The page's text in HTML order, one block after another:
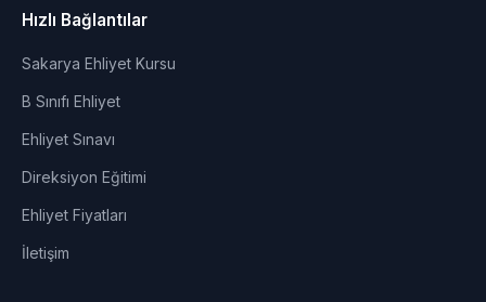
Hızlı Bağlantılar
Sakarya Ehliyet Kursu
B Sınıfı Ehliyet
Ehliyet Sınavı
Direksiyon Eğitimi
Ehliyet Fiyatları
İletişim